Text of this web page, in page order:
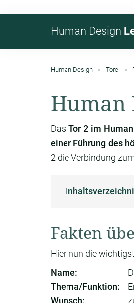
Human Design
Human Design Tore
Human
Das Tor 2 im
einer Führung des
2 die Verbindung
Fakten
Hier nun die
Name:
Thema/Funktion:
Wunsch: